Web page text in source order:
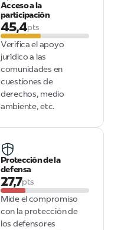
Acceso a la
participación
45,4pts
Verifica el apoyo
jurídico a las
comunidades en
cuestiones de
derechos, medio
ambiente, etc.
Protección de la
defensa
27,7pts
Mide el compromiso
con la protección de
los defensores